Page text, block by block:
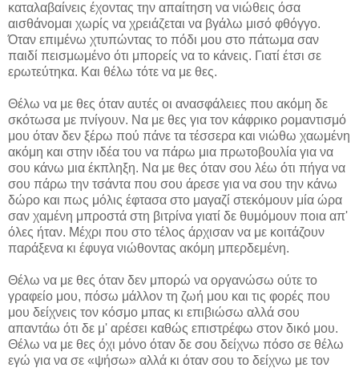
καταλαβαίνεις έχοντας την απαίτηση να νιώθεις όσα
αισθάνομαι χωρίς να χρειάζεται να βγάλω μισό φθόγγο.
Όταν επιμένω χτυπώντας το πόδι μου στο πάτωμα σαν
παιδί πεισμωμένο ότι μπορείς να το κάνεις. Γιατί έτσι σε
ερωτεύτηκα. Και θέλω τότε να με θες.
Θέλω να με θες όταν αυτές οι ανασφάλειες που ακόμη δε
σκότωσα με πνίγουν. Να με θες για τον κάφρικο ρομαντισμό
μου όταν δεν ξέρω πού πάνε τα τέσσερα και νιώθω χαωμένη
ακόμη και στην ιδέα του να πάρω μια πρωτοβουλία για να
σου κάνω μια έκπληξη. Να με θες όταν σου λέω ότι πήγα να
σου πάρω την τσάντα που σου άρεσε για να σου την κάνω
δώρο και πως μόλις έφτασα στο μαγαζί στεκόμουν μία ώρα
σαν χαμένη μπροστά στη βιτρίνα γιατί δε θυμόμουν ποια απ'
όλες ήταν. Μέχρι που στο τέλος άρχισαν να με κοιτάζουν
παράξενα κι έφυγα νιώθοντας ακόμη μπερδεμένη.
Θέλω να με θες όταν δεν μπορώ να οργανώσω ούτε το
γραφείο μου, πόσω μάλλον τη ζωή μου και τις φορές που
μου δείχνεις τον κόσμο μπας κι επιβιώσω αλλά σου
απαντάω ότι δε μ' αρέσει καθώς επιστρέφω στον δικό μου.
Θέλω να με θες όχι μόνο όταν δε σου δείχνω πόσο σε θέλω
εγώ για να σε «ψήσω» αλλά κι όταν σου το δείχνω με τον